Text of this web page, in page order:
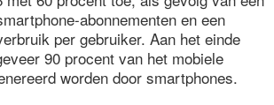
abonnementen en een
per gebruiker. Aan het einde
90 procent van het mobiele
worden door smartphones.